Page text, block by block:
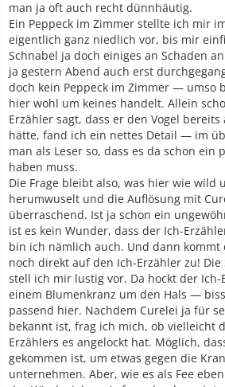
man ja oft auch recht dünnhäutig.
Ein Peppeck im Zimmer stellte ich mir
eigentlich ganz niedlich vor, bis mir
Schnabel ja doch einiges an Schaden
ja gestern Abend auch erst
doch kein Peppeck im Zimmer — umso
hier wohl um keines handelt. Allein
Erzähler sagt, dass er den Vogel
hätte, fand ich ein nettes Detail — im
man als Leser so, dass es da schon ein
haben muss.
Die Frage bleibt also, was hier wie wild
herumwuselt und die Auflösung mit
überraschend. Ist ja schon ein
ist es kein Wunder, dass der Ich-
bin ich nämlich auch. Und dann kommt
noch direkt auf den Ich-Erzähler zu!
stell ich mir lustig vor. Da hockt der
einem Blumenkranz um den Hals —
passend hier. Nachdem Curelei ja für
bekannt ist, frag ich mich, ob vielleicht
Erzählers es angelockt hat. Möglich,
gekommen ist, um etwas gegen die
unternehmen. Aber, wie es als Fee